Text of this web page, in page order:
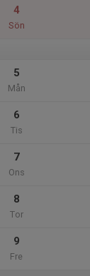
4
Sön
5
Mån
6
Tis
7
Ons
8
Tor
9
Fre